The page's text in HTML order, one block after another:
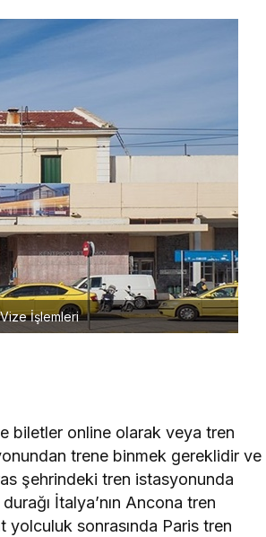
İşlemleri
biletler online olarak veya tren
trene binmek gereklidir ve
şehrindeki tren istasyonunda
İtalya’nın Ancona tren
sonrasında Paris tren